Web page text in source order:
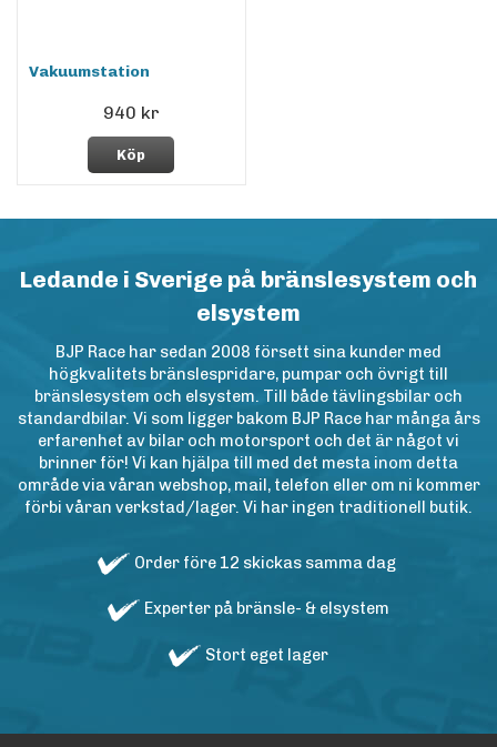
Vakuumstation
940 kr
Köp
Ledande i Sverige på bränslesystem och
elsystem
BJP Race har sedan 2008 försett sina kunder med
högkvalitets bränslespridare, pumpar och övrigt till
bränslesystem och elsystem. Till både tävlingsbilar och
standardbilar. Vi som ligger bakom BJP Race har många års
erfarenhet av bilar och motorsport och det är något vi
brinner för! Vi kan hjälpa till med det mesta inom detta
område via våran webshop, mail, telefon eller om ni kommer
förbi våran verkstad/lager. Vi har ingen traditionell butik.
Order före 12 skickas samma dag
Experter på bränsle- & elsystem
Stort eget lager